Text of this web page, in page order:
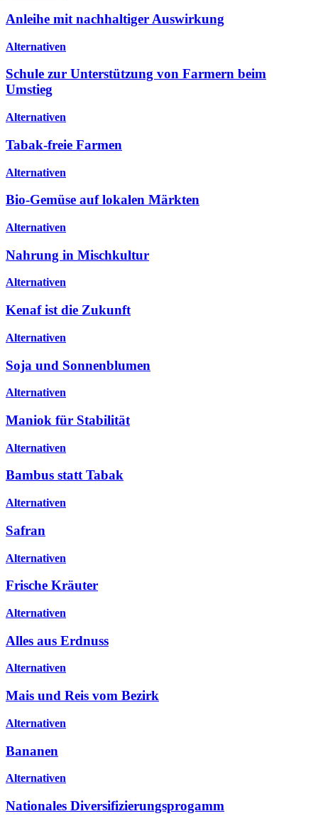
Anleihe mit nachhaltiger Auswirkung
Alternativen
Schule zur Unterstützung von Farmern beim
Umstieg
Alternativen
Tabak-freie Farmen
Alternativen
Bio-Gemüse auf lokalen Märkten
Alternativen
Nahrung in Mischkultur
Alternativen
Kenaf ist die Zukunft
Alternativen
Soja und Sonnenblumen
Alternativen
Maniok für Stabilität
Alternativen
Bambus statt Tabak
Alternativen
Safran
Alternativen
Frische Kräuter
Alternativen
Alles aus Erdnuss
Alternativen
Mais und Reis vom Bezirk
Alternativen
Bananen
Alternativen
Nationales Diversifizierungsprogamm